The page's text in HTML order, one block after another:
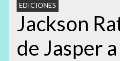
EDICIONES
Jackson
de Jasper